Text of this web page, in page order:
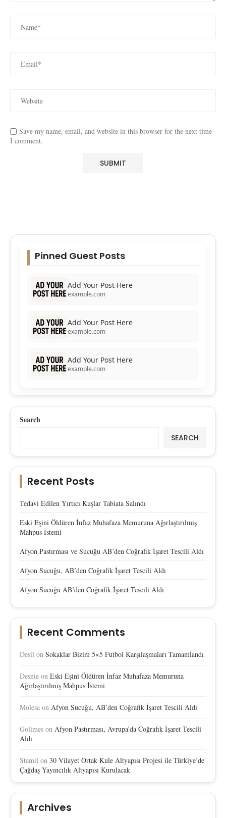
Save my name, email, and website in this browser for the next time
I comment.
Pinned Guest Posts
Add Your Post Here
example.com
Add Your Post Here
example.com
Add Your Post Here
example.com
Search
SEARCH
Recent Posts
Tedavi Edilen Yırtıcı Kuşlar Tabiata Salındı
Eski Eşini Öldüren İnfaz Muhafaza Memuruna Ağırlaştırılmış
Mahpus İstemi
Afyon Pastırması ve Sucuğu AB’den Coğrafik İşaret Tescili Aldı
Afyon Sucuğu, AB’den Coğrafik İşaret Tescili Aldı
Afyon Sucuğu AB’den Coğrafik İşaret Tescili Aldı
Recent Comments
Desil on Sokaklar Bizim 5×5 Futbol Karşılaşmaları Tamamlandı
Desnie on Eski Eşini Öldüren İnfaz Muhafaza Memuruna
Ağırlaştırılmış Mahpus İstemi
Molesa on Afyon Sucuğu, AB’den Coğrafik İşaret Tescili Aldı
Golimes on Afyon Pastırması, Avrupa’da Coğrafik İşaret Tescili
Aldı
Stamil on 30 Vilayet Ortak Kule Altyapısı Projesi ile Türkiye’de
Çağdaş Yayıncılık Altyapısı Kurulacak
Archives